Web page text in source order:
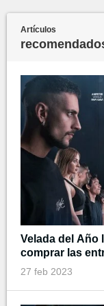
Artículos
Velada del Año
comprar las
27 feb 2023